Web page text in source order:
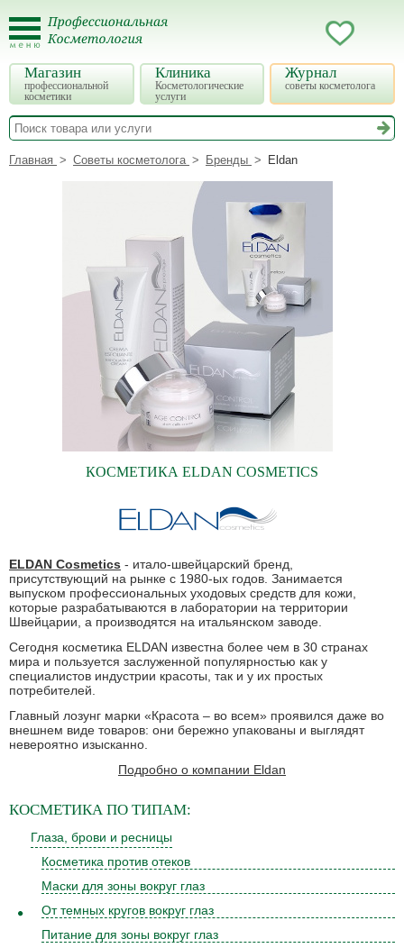
Магазин
профессиональной
косметики
Клиника
Косметологические
услуги
Журнал
советы косметолога
Главная Советы косметолога Бренды Eldan
КОСМЕТИКА ELDAN COSMETICS
ELDAN Cosmetics - итало-швейцарский бренд,
присутствующий на рынке с 1980-ых годов. Занимается
выпуском профессиональных уходовых средств для кожи,
которые разрабатываются в лаборатории на территории
Швейцарии, а производятся на итальянском заводе.
Сегодня косметика ELDAN известна более чем в 30 странах
мира и пользуется заслуженной популярностью как у
специалистов индустрии красоты, так и у их простых
потребителей.
Главный лозунг марки «Красота – во всем» проявился даже во
внешнем виде товаров: они бережно упакованы и выглядят
невероятно изысканно.
Подробно о компании Eldan
КОСМЕТИКА ПО ТИПАМ:
Глаза, брови и ресницы
Косметика против отеков
Маски для зоны вокруг глаз
От темных кругов вокруг глаз
Питание для зоны вокруг глаз